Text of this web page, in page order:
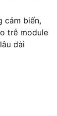
cảm biến,
trễ module
dài